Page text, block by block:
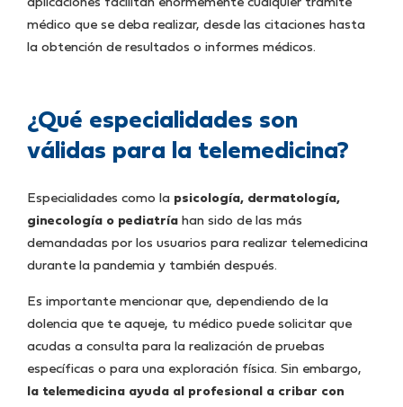
aplicaciones facilitan enormemente cualquier trámite
médico que se deba realizar, desde las citaciones hasta
la obtención de resultados o informes médicos.
¿Qué especialidades son
válidas para la telemedicina?
Especialidades como la psicología, dermatología,
ginecología o pediatría han sido de las más
demandadas por los usuarios para realizar telemedicina
durante la pandemia y también después.
Es importante mencionar que, dependiendo de la
dolencia que te aqueje, tu médico puede solicitar que
acudas a consulta para la realización de pruebas
específicas o para una exploración física. Sin embargo,
la telemedicina ayuda al profesional a cribar con